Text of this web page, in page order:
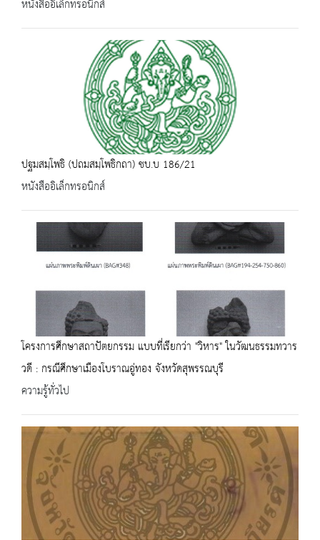
หนังสืออิเล็กทรอนิกส์
ปฐมสมฺโพธิ (ปถมสมฺโพธิกถา) ชบ.บ 186/21
หนังสืออิเล็กทรอนิกส์
โครงการศึกษาสถาปัตยกรรม แบบที่เรียกว่า "วิหาร" ในวัฒนธรรมทวาร
วดี : กรณีศึกษาเมืองโบราณอู่ทอง จังหวัดสุพรรณบุรี
ความรู้ทั่วไป